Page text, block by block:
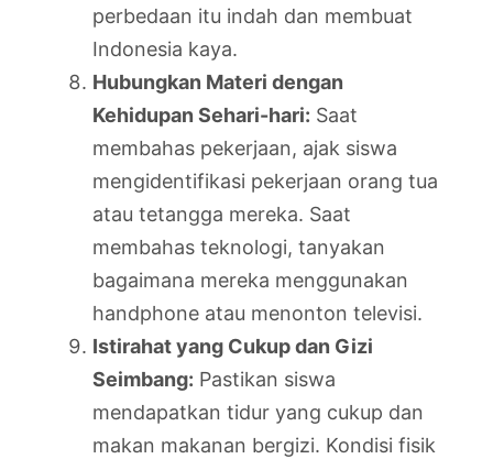
perbedaan itu indah dan membuat
Indonesia kaya.
Hubungkan Materi dengan
Kehidupan Sehari-hari: Saat
membahas pekerjaan, ajak siswa
mengidentifikasi pekerjaan orang tua
atau tetangga mereka. Saat
membahas teknologi, tanyakan
bagaimana mereka menggunakan
handphone atau menonton televisi.
Istirahat yang Cukup dan Gizi
Seimbang: Pastikan siswa
mendapatkan tidur yang cukup dan
makan makanan bergizi. Kondisi fisik